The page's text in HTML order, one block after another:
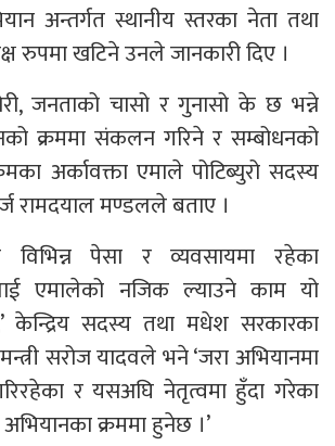
अन्तर्गत स्थानीय स्तरका नेता तथा
रुपमा खटिने उनले जानकारी दिए ।
जनताको चासो र गुनासो के छ भन्ने
क्रममा संकलन गरिने र सम्बोधनको
अर्कावक्ता एमाले पोटिब्युरो सदस्य
रामदयाल मण्डलले बताए ।
विभिन्न पेसा र व्यवसायमा रहेका
एमालेको नजिक ल्याउने काम यो
केन्द्रिय सदस्य तथा मधेश सरकारका
सरोज यादवले भने ‘जरा अभियानमा
र यसअघि नेतृत्वमा हुँदा गरेका
क्रममा हुनेछ ।’